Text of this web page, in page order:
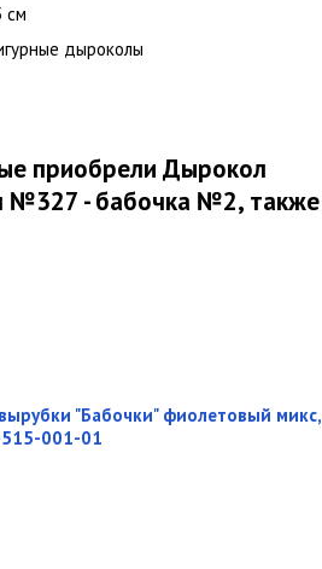
см
дыроколы
приобрели Дырокол
№327 - бабочка №2, также
"Бабочки" фиолетовый микс,
001-01